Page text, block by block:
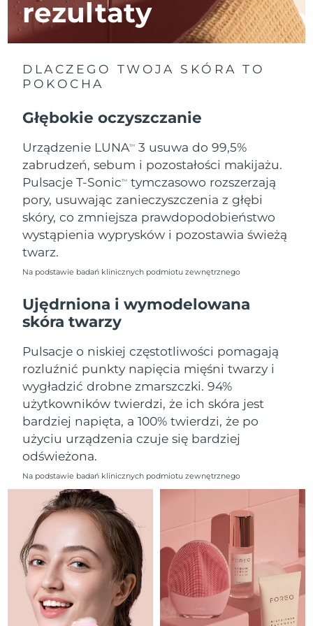
rezultaty
DLACZEGO TWOJA SKÓRA TO
POKOCHA
Głębokie oczyszczanie
Urządzenie LUNATM
3 usuwa do 99,5%
zabrudzeń, sebum i pozostałości makijażu.
Pulsacje T-SonicTM
tymczasowo rozszerzają
pory, usuwając zanieczyszczenia z głębi
skóry, co zmniejsza prawdopodobieństwo
wystąpienia wyprysków i pozostawia świeżą
twarz.
Na podstawie badań klinicznych podmiotu zewnętrznego
Ujędrniona i wymodelowana
skóra twarzy
Pulsacje o niskiej częstotliwości pomagają
rozluźnić punkty napięcia mięśni twarzy i
wygładzić drobne zmarszczki. 94%
użytkowników twierdzi, że ich skóra jest
bardziej napięta, a 100% twierdzi, że po
użyciu urządzenia czuje się bardziej
odświeżona.
Na podstawie badań klinicznych podmiotu zewnętrznego
Izrael
Oczekiwany czas dostawy
8/14/26
Włochy
Oczekiwany czas dostawy
Japonia
Oczekiwany czas dostawy
Jersey
Oczekiwany czas dostawy
8/15/26
Kazachstan
Oczekiwany czas dostawy
8/12/26
Kuwejt
Oczekiwany czas dostawy
Oczekiwany czas dostawy
Liban
Litwa
Oczekiwany czas dostawy
8/10/26
Luksemburg
Oczekiwany czas dostawy
SRA Makau (Chiny)
Oczekiwany czas dostawy
Malezja
Oczekiwany czas dostawy
8/13/26
Malta
Oczekiwany czas dostawy
Meksyk
Oczekiwany czas dostawy
8/14/26
Monako
Oczekiwany czas dostawy